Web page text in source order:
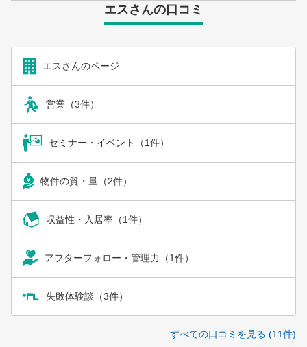
エスさんの口コミ
エスさんのページ
営業（3件）
セミナー・イベント（1件）
物件の質・量（2件）
収益性・入居率（1件）
アフターフォロー・管理力（1件）
失敗体験談（3件）
すべての口コミを見る (11件)